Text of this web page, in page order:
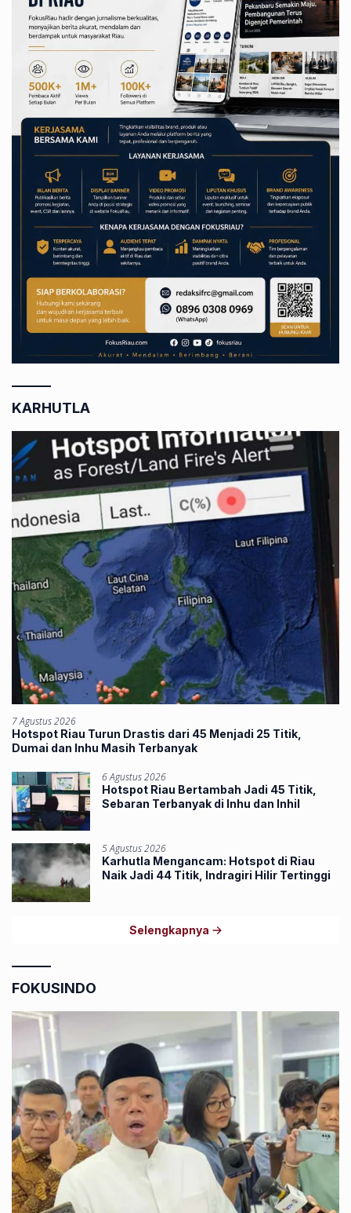
KARHUTLA
7 Agustus 2026
Hotspot Riau Turun Drastis dari 45 Menjadi 25 Titik,
Dumai dan Inhu Masih Terbanyak
6 Agustus 2026
Hotspot Riau Bertambah Jadi 45 Titik,
Sebaran Terbanyak di Inhu dan Inhil
5 Agustus 2026
Karhutla Mengancam: Hotspot di Riau
Naik Jadi 44 Titik, Indragiri Hilir Tertinggi
Selengkapnya
FOKUSINDO